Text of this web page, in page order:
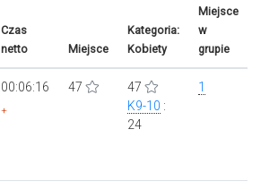
Czas
netto
Miejsce
Kategoria:
Kobiety
Miejsce
w
grupie
00:06:16
+
47
47
K9-10 :
24
1